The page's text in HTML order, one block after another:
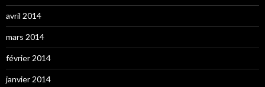
avril 2014
mars 2014
février 2014
janvier 2014